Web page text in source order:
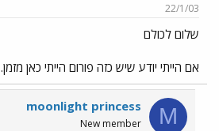
ש
א
22/1/03
שלום לכולם
אם הייתי יודע שיש כזה פורום הייתי כאן מזמן. shiver and shake
M
moonlight princess
New member